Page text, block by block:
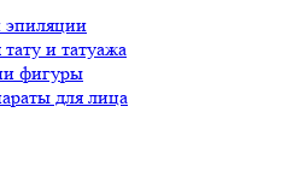
эпиляции
и татуажа
фигуры
для лица